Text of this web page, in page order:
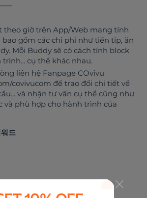
theo giờ trên App/Web mang tính
gồm các chi phí như tiền tip, ăn
Mỗi Buddy sẽ có cách tính block
trình... cụ thể khác nhau.
liên hệ Fanpage COvivu
covivucom để trao đổi chi tiết về
và nhận tư vấn cụ thể cũng như
và phù hợp cho hành trình của
드